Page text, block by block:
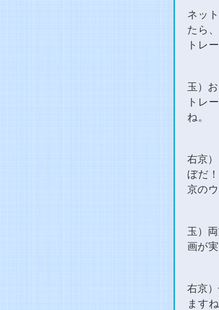
ネッ
たら
トレ
玉）
トレ
ね。
右京
ぼだ
京の
玉）
画が
右京
ます